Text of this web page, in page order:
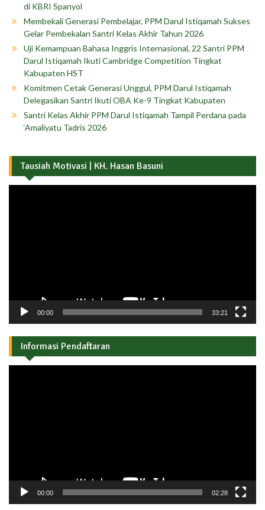
di KBRI Spanyol
Membekali Generasi Pembelajar, PPM Darul Istiqamah Sukses
Gelar Pembekalan Santri Kelas Akhir Tahun 2026
Uji Kemampuan Bahasa Inggris Internasional, 22 Santri PPM
Darul Istiqamah Ikuti Cambridge Competition Tingkat
Kabupaten HST
Komitmen Cetak Generasi Unggul, PPM Darul Istiqamah
Delegasikan Santri Ikuti OBA Ke-9 Tingkat Kabupaten
Santri Kelas Akhir PPM Darul Istiqamah Tampil Perdana pada
‘Amaliyatu Tadris 2026
Tausiah Motivasi | KH. Hasan Basuni
00:00 33:21
Informasi Pendaftaran
00:00 02:28